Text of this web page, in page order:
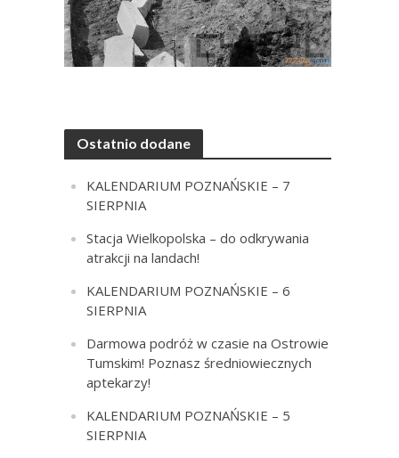
Ostatnio dodane
KALENDARIUM POZNAŃSKIE – 7
SIERPNIA
Stacja Wielkopolska – do odkrywania
atrakcji na landach!
KALENDARIUM POZNAŃSKIE – 6
SIERPNIA
Darmowa podróż w czasie na Ostrowie
Tumskim! Poznasz średniowiecznych
aptekarzy!
KALENDARIUM POZNAŃSKIE – 5
SIERPNIA